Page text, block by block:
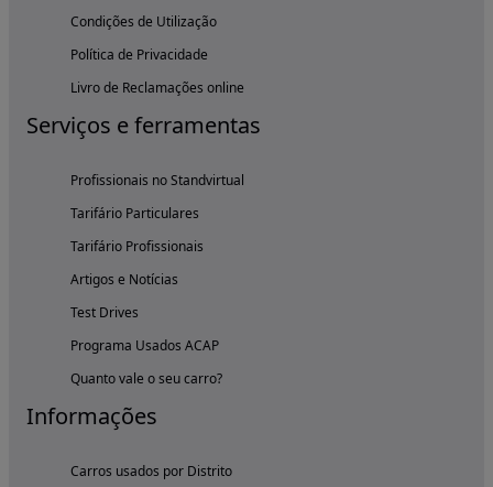
Condições de Utilização
Política de Privacidade
Livro de Reclamações online
Serviços e ferramentas
Profissionais no Standvirtual
Tarifário Particulares
Tarifário Profissionais
Artigos e Notícias
Test Drives
Programa Usados ACAP
Quanto vale o seu carro?
Informações
Carros usados por Distrito